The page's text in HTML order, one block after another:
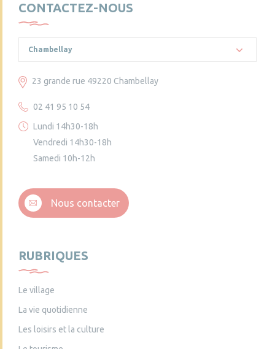
CONTACTEZ-NOUS
Chambellay
23 grande rue 49220 Chambellay
02 41 95 10 54
Lundi 14h30-18h
Vendredi 14h30-18h
Samedi 10h-12h
Nous contacter
RUBRIQUES
Le village
La vie quotidienne
Les loisirs et la culture